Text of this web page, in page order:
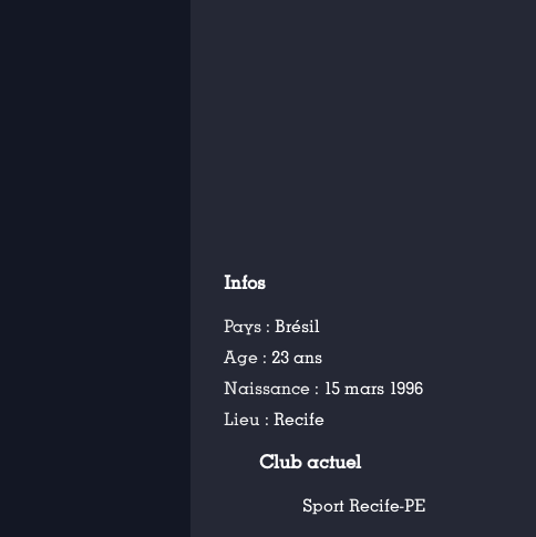
Infos
Pays : Brésil
Age : 23 ans
Naissance : 15 mars 1996
Lieu : Recife
Club actuel
Sport Recife-PE